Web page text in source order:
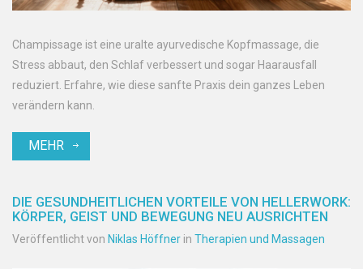
Champissage ist eine uralte ayurvedische Kopfmassage, die
Stress abbaut, den Schlaf verbessert und sogar Haarausfall
reduziert. Erfahre, wie diese sanfte Praxis dein ganzes Leben
verändern kann.
MEHR
DIE GESUNDHEITLICHEN VORTEILE VON HELLERWORK:
KÖRPER, GEIST UND BEWEGUNG NEU AUSRICHTEN
Veröffentlicht von Niklas Höffner in Therapien und Massagen